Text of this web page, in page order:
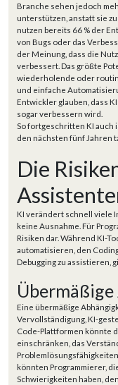
Branche sehen jedoch
unterstützen, anstatt sie
nutzen bereits 66 % der
von Bugs oder das
der Meinung, dass die
verbessert. Das größte
wiederholende oder
und einfache
Entwickler glauben, dass
sogar verbessern wird.
So fortgeschritten KI auch
den nächsten fünf Jahren
Die
KI verändert schnell viele
keine Ausnahme. Für
Risiken dar. Während KI-
automatisieren, den
Debugging zu assistieren,
Eine übermäßige
Vervollständigung, KI-
Code-Plattformen könnte
einschränken, das
könnten Programmierer,
Schwierigkeiten haben,